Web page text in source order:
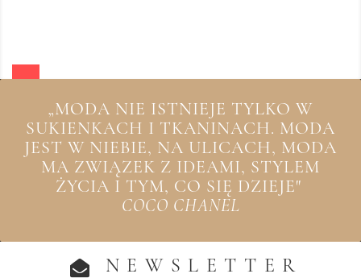
„MODA NIE ISTNIEJE TYLKO W
SUKIENKACH I TKANINACH. MODA
JEST W NIEBIE, NA ULICACH, MODA
MA ZWIĄZEK Z IDEAMI, STYLEM
ŻYCIA I TYM, CO SIĘ DZIEJE"
COCO CHANEL
NEWSLETTER